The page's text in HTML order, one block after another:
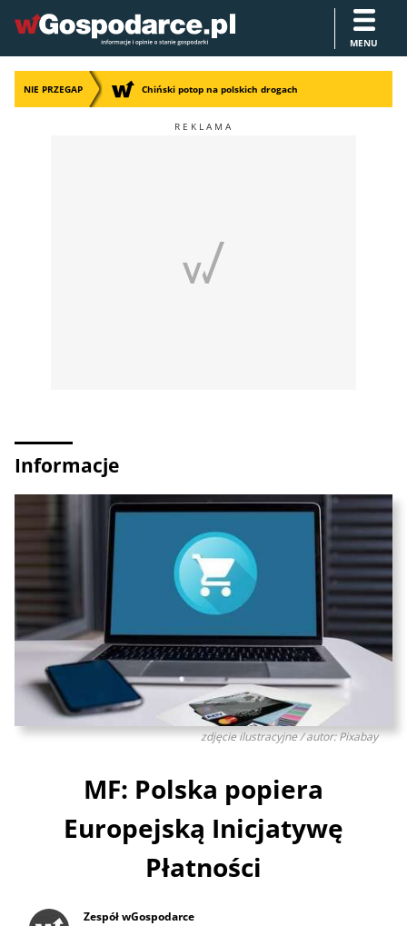
MENU
NIE PRZEGAP Chiński potop na polskich drogach
Informacje
zdjęcie ilustracyjne / autor: Pixabay
MF: Polska popiera
Europejską Inicjatywę
Płatności
Zespół wGospodarce